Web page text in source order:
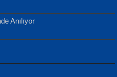
Anılıyor